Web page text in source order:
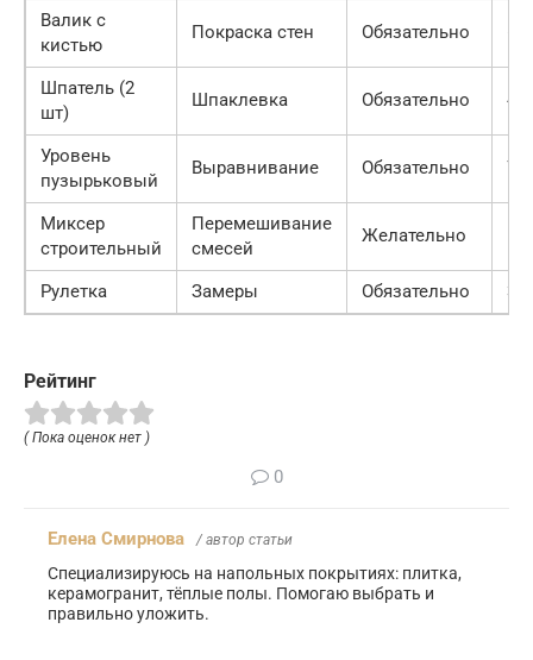
Валик с
кистью
Покраска стен Обязательно
Шпатель (2
шт)
Шпаклевка Обязательно
Уровень
пузырьковый
Выравнивание Обязательно
Миксер
строительный
Перемешивание
смесей
Желательно
Рулетка Замеры Обязательно
Рейтинг
( Пока оценок нет )
0
Елена Смирнова / автор статьи
Специализируюсь на напольных покрытиях: плитка,
керамогранит, тёплые полы. Помогаю выбрать и
правильно уложить.